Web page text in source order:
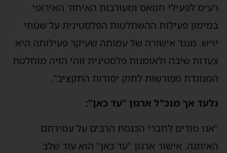
לפעילי חמאס ומעורבות האיחוד האירופי
פעילות ההשתלטות הפלסטינית על שטחי
מנגד אישורה של עמותה שעיקר פעילותה היא
שיבה ולאומנות פלסטינית זוהי הזיה מוחלטת
מפורשות לחוק יסודות התקציב".
אך מנכ"ל ארגון "עד כאן":
מודים לחברי הכנסת הרבים על עמידתם
אישור ארגון "עד כאן" הוא עוד שלב